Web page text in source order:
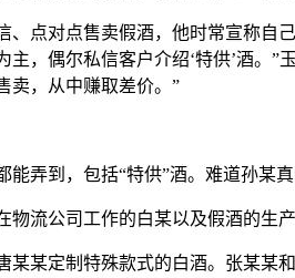
、点对点售卖假酒，他时常宣称自
，偶尔私信客户介绍‘特供’酒。
卖，从中赚取差价。”
弄到，包括“特供”酒。难道孙某真
物流公司工作的白某以及假酒的生
某某定制特殊款式的白酒。张某某